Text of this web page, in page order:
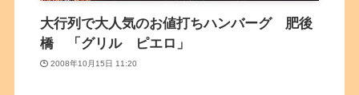
大行列で大人気のお値打ちハンバーグ 肥後
橋 「グリル ピエロ」
2008年10月15日 11:20